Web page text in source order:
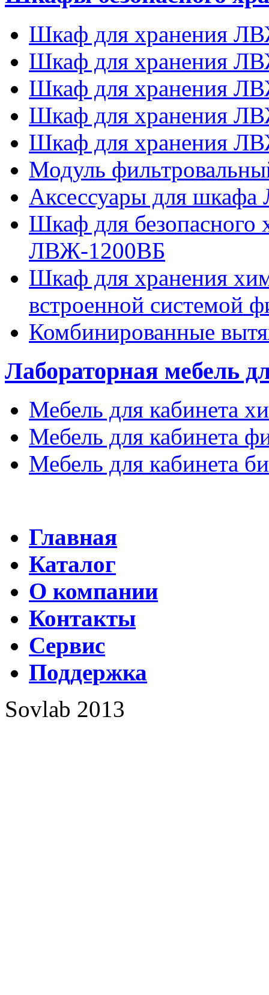
Шкаф для хранения
Шкаф для хранения
Шкаф для хранения
Шкаф для хранения
Шкаф для хранения
Модуль
Аксессуары для
Шкаф для безопасного
ЛВЖ-1200ВБ
Шкаф для хранения
встроенной
Комбинированные
Лабораторная мебель
Мебель для кабинета
Мебель для кабинета
Мебель для кабинета
Главная
Каталог
О компании
Контакты
Сервис
Поддержка
Sovlab 2013